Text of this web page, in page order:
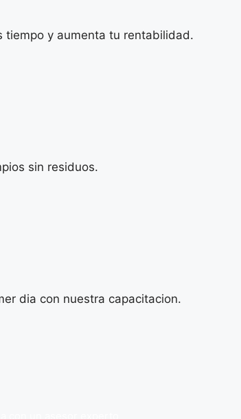
y aumenta tu rentabilidad.
sin residuos.
dia con nuestra capacitacion.